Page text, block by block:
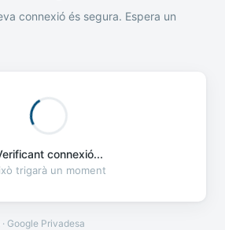
connexió és segura. Espera un
connexió...
trigarà un moment
Google Privadesa